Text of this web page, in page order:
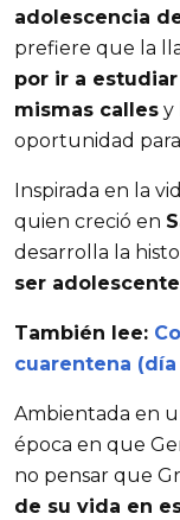
adolescencia
prefiere que la
por ir a
mismas calles y
oportunidad para
Inspirada en la
quien creció en
desarrolla la
ser
También lee:
cuarentena (día
Ambientada en
época en que
no pensar que
de su vida en